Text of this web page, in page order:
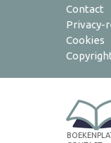
Contact
Privacy-
Cookies